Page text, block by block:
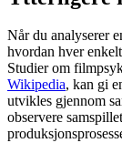
Når du analyserer
hvordan hver
Studier om
Wikipedia, kan gi
utvikles gjennom
observere